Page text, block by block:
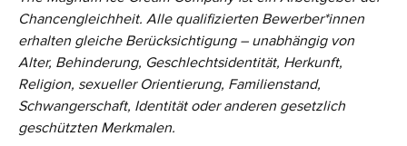
Chancengleichheit. Alle qualifizierten Bewerber*innen
erhalten gleiche Berücksichtigung – unabhängig von
Alter, Behinderung, Geschlechtsidentität, Herkunft,
Religion, sexueller Orientierung, Familienstand,
Schwangerschaft, Identität oder anderen gesetzlich
geschützten Merkmalen.